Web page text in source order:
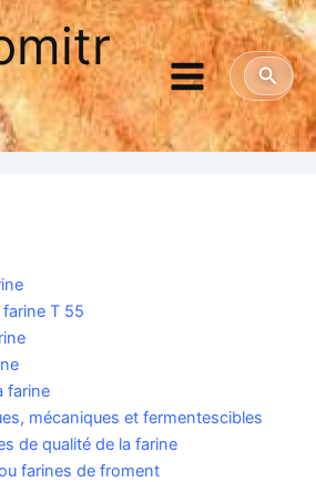
T 55
farine
méca­niques et fermentescibles
de qua­li­té de la farine
farines de froment